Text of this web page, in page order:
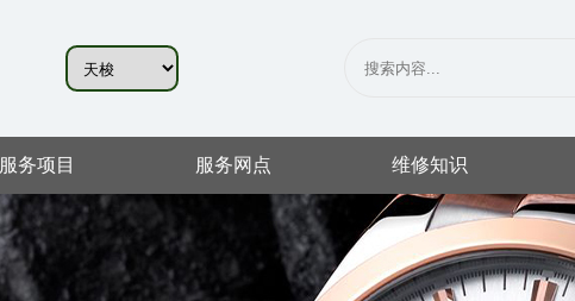
服务项目 服务网点 维修知识